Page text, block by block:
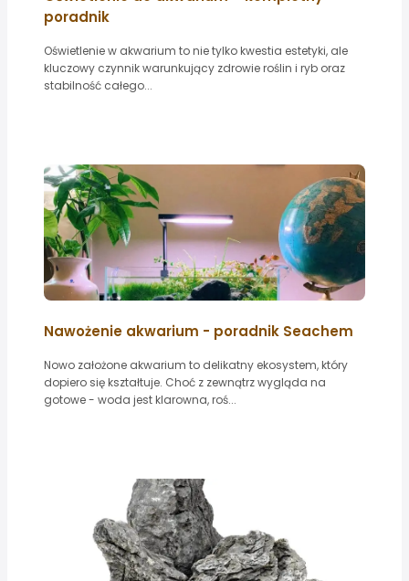
poradnik
Oświetlenie w akwarium to nie tylko kwestia estetyki, ale
kluczowy czynnik warunkujący zdrowie roślin i ryb oraz
stabilność całego...
Nawożenie akwarium - poradnik Seachem
Nowo założone akwarium to delikatny ekosystem, który
dopiero się kształtuje. Choć z zewnątrz wygląda na
gotowe - woda jest klarowna, roś...